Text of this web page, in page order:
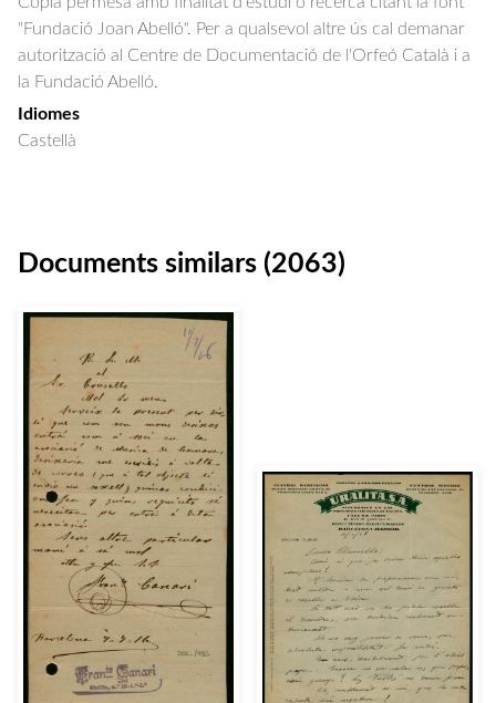
"Fundació Joan Abelló". Per a qualsevol altre ús cal demanar
autorització al Centre de Documentació de l'Orfeó Català i a
la Fundació Abelló.
Idiomes
Castellà
Documents similars (2063)